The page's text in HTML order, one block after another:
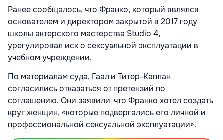
Ранее сообщалось, что Франко, который являлся
основателем и директором закрытой в 2017 году
школы актерского мастерства Studio 4,
урегулировал иск о сексуальной эксплуатации в
учебном учреждении.
По материалам суда, Гаал и Титер-Каплан
согласились отказаться от претензий по
соглашению. Они заявили, что Франко хотел создать
круг женщин, «которые подвергались его личной и
профессиональной сексуальной эксплуатации».